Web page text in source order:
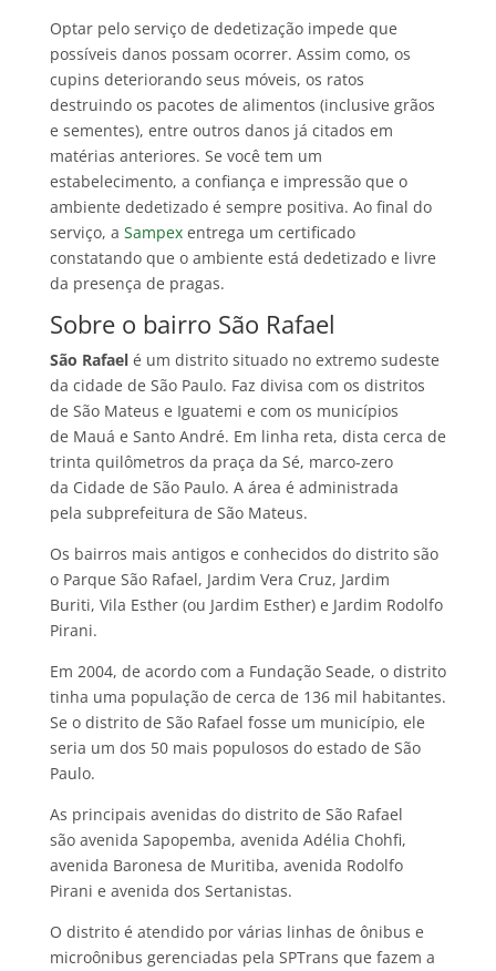
Optar pelo serviço de dedetização impede que
possíveis danos possam ocorrer. Assim como, os
cupins deteriorando seus móveis, os ratos
destruindo os pacotes de alimentos (inclusive grãos
e sementes), entre outros danos já citados em
matérias anteriores. Se você tem um
estabelecimento, a confiança e impressão que o
ambiente dedetizado é sempre positiva. Ao final do
serviço, a Sampexentrega um certificado
constatando que o ambiente está dedetizado e livre
da presença de pragas.
Sobre o bairro São Rafael
São Rafaelé um distrito situado no extremo sudeste
da cidade de São Paulo. Faz divisa com os distritos
de São Mateus e Iguatemi e com os municípios
de Mauá e Santo André. Em linha reta, dista cerca de
trinta quilômetros da praça da Sé, marco-zero
da Cidade de São Paulo. A área é administrada
pela subprefeitura de São Mateus.
Os bairros mais antigos e conhecidos do distrito são
o Parque São Rafael, Jardim Vera Cruz, Jardim
Buriti, Vila Esther (ou Jardim Esther) e Jardim Rodolfo
Pirani.
Em 2004, de acordo com a Fundação Seade, o distrito
tinha uma população de cerca de 136 mil habitantes.
Se o distrito de São Rafael fosse um município, ele
seria um dos 50 mais populosos do estado de São
Paulo.
As principais avenidas do distrito de São Rafael
são avenida Sapopemba, avenida Adélia Chohfi,
avenida Baronesa de Muritiba, avenida Rodolfo
Pirani e avenida dos Sertanistas.
O distrito é atendido por várias linhas de ônibus e
microônibus gerenciadas pela SPTrans que fazem a